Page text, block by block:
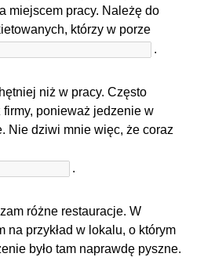
miejscem pracy. Należę do
którzy w porze
.
niż w pracy. Często
ponieważ jedzenie w
Nie dziwi mnie więc, że coraz
.
różne restauracje. W
na przykład w lokalu, o którym
było tam naprawdę pyszne.